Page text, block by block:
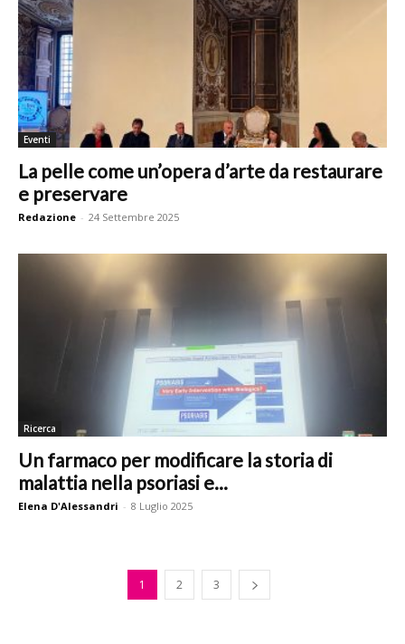
Eventi
La pelle come un’opera d’arte da restaurare
e preservare
Redazione - 24 Settembre 2025
Ricerca
Un farmaco per modificare la storia di
malattia nella psoriasi e...
Elena D'Alessandri - 8 Luglio 2025
1 2 3